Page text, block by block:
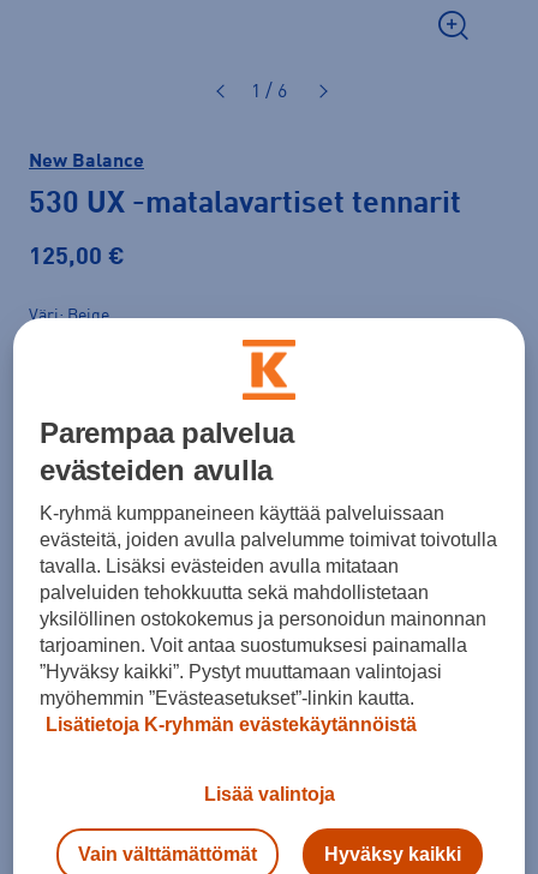
1 / 6
New Balance
530 UX -matalavartiset tennarit
125,00 €
Väri Beige
Koko
40,5
Kokotaulukko
Lisää ostoskoriin
Verkkokauppa: SaatavillaMyymälät: Saatavilla
Parempaa palvelua
evästeiden avulla
K-ryhmä kumppaneineen käyttää palveluissaan
evästeitä, joiden avulla palvelumme toimivat toivotulla
tavalla. Lisäksi evästeiden avulla mitataan
palveluiden tehokkuutta sekä mahdollistetaan
yksilöllinen ostokokemus ja personoidun mainonnan
tarjoaminen. Voit antaa suostumuksesi painamalla
”Hyväksy kaikki”. Pystyt muuttamaan valintojasi
myöhemmin ”Evästeasetukset”-linkin kautta.
Lisätietoja K-ryhmän evästekäytännöistä
Lisää valintoja
Vain välttämättömät Hyväksy kaikki